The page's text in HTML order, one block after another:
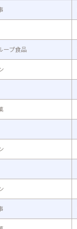
ープ食品